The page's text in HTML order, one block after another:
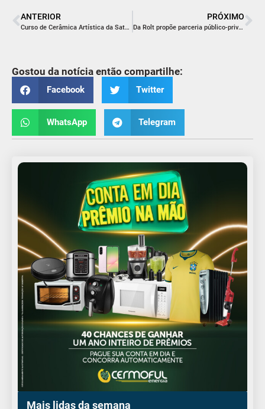
ANTERIOR
Curso de Cerâmica Artística da Satc oferece capacitação profissional e atividade de lazer
PRÓXIMO
Da Rolt propõe parceria público-privada no parque Walmor De Luca
Gostou da notícia então compartilhe:
Facebook Twitter
WhatsApp Telegram
Mais lidas da semana